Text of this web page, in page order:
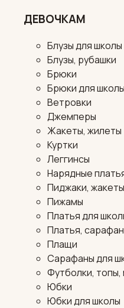
ДЕВОЧКАМ
Блузы для школы
Блузы, рубашки
Брюки
Брюки для школы
Ветровки
Джемперы
Жакеты, жилеты
Куртки
Леггинсы
Нарядные
Пиджаки,
Пижамы
Платья для
Платья,
Плащи
Сарафаны для
Футболки, топы,
Юбки
Юбки для школы